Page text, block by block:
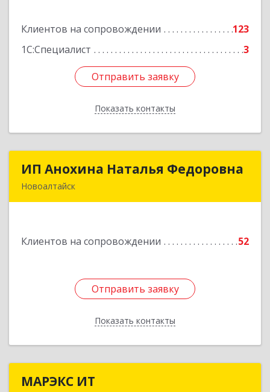
Клиентов на сопровождении
123
1С:Специалист
3
Отправить заявку
Показать контакты
Подробнее
Отправить заявку
Назад
ИП Анохина Наталья Федоровна
Новоалтайск
Клиентов на сопровождении 52
Отправить заявку
Показать контакты
ИП Анохина Наталья Федоровна
Подробнее
Отправить заявку
Назад
МАРЭКС ИТ